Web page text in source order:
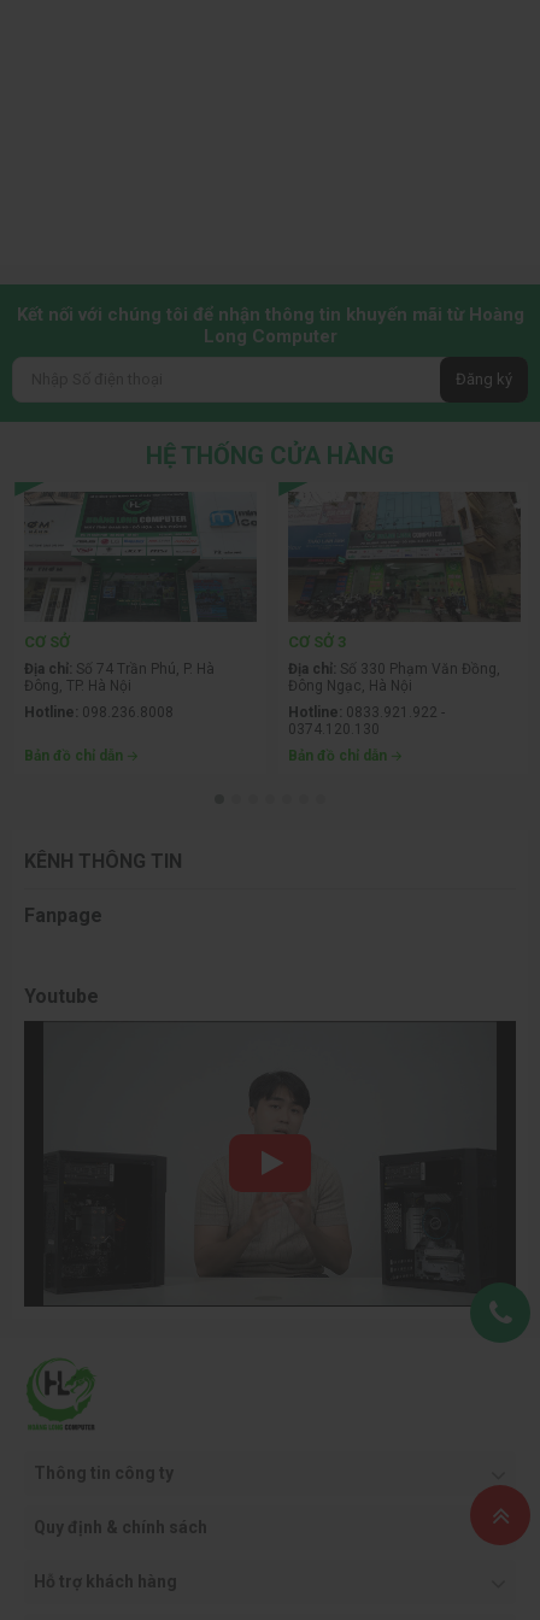
giữ CPU luôn trong trạng thái mát mẻ và bền bỉ.
RAM JGINYUE 16G (1x16GB) BUS 3200MHz DDR4 CL18
RAM JGINYUE 16GB BUS 3200MHz DDR4 mang đến tốc độ
truyền tải ổn định, hỗ trợ tối ưu cho khả năng đa nhiệm. Chuẩn
DDR4 CL18 đảm bảo hiệu năng mượt mà trong quá trình làm
SSD OCPC NVMe 512GB Gen 3x4 (Đọc 3100MB/s – Ghi
tượng, giúp tăng tốc độ khởi động Windows, mở ứng dụng và
game chỉ trong vài giây. Chuẩn PCIe Gen 3x4 M.2 đảm bảo
hiệu năng cao và độ ổn định lâu dài, phù hợp cho cả người
dùng văn phòng lẫn game thủ chuyên nghiệp cần tốc độ phản
hồi nhanh.
Kết nối với chúng tôi để nhận thông tin khuyến mãi từ Hoàng
Long Computer
Đăng ký
HỆ THỐNG CỬA HÀNG
CƠ SỞ
Địa chỉ: Số 74 Trần Phú, P. Hà
Đông, TP. Hà Nội
Hotline: 098.236.8008
Bản đồ chỉ dẫn
CƠ SỞ 3
Địa chỉ: Số 330 Phạm Văn Đồng,
Đông Ngạc, Hà Nội
Hotline: 0833.921.922 -
0374.120.130
Bản đồ chỉ dẫn
KÊNH THÔNG TIN
Fanpage
Youtube
Thông tin công ty
Quy định & chính sách
Hỗ trợ khách hàng